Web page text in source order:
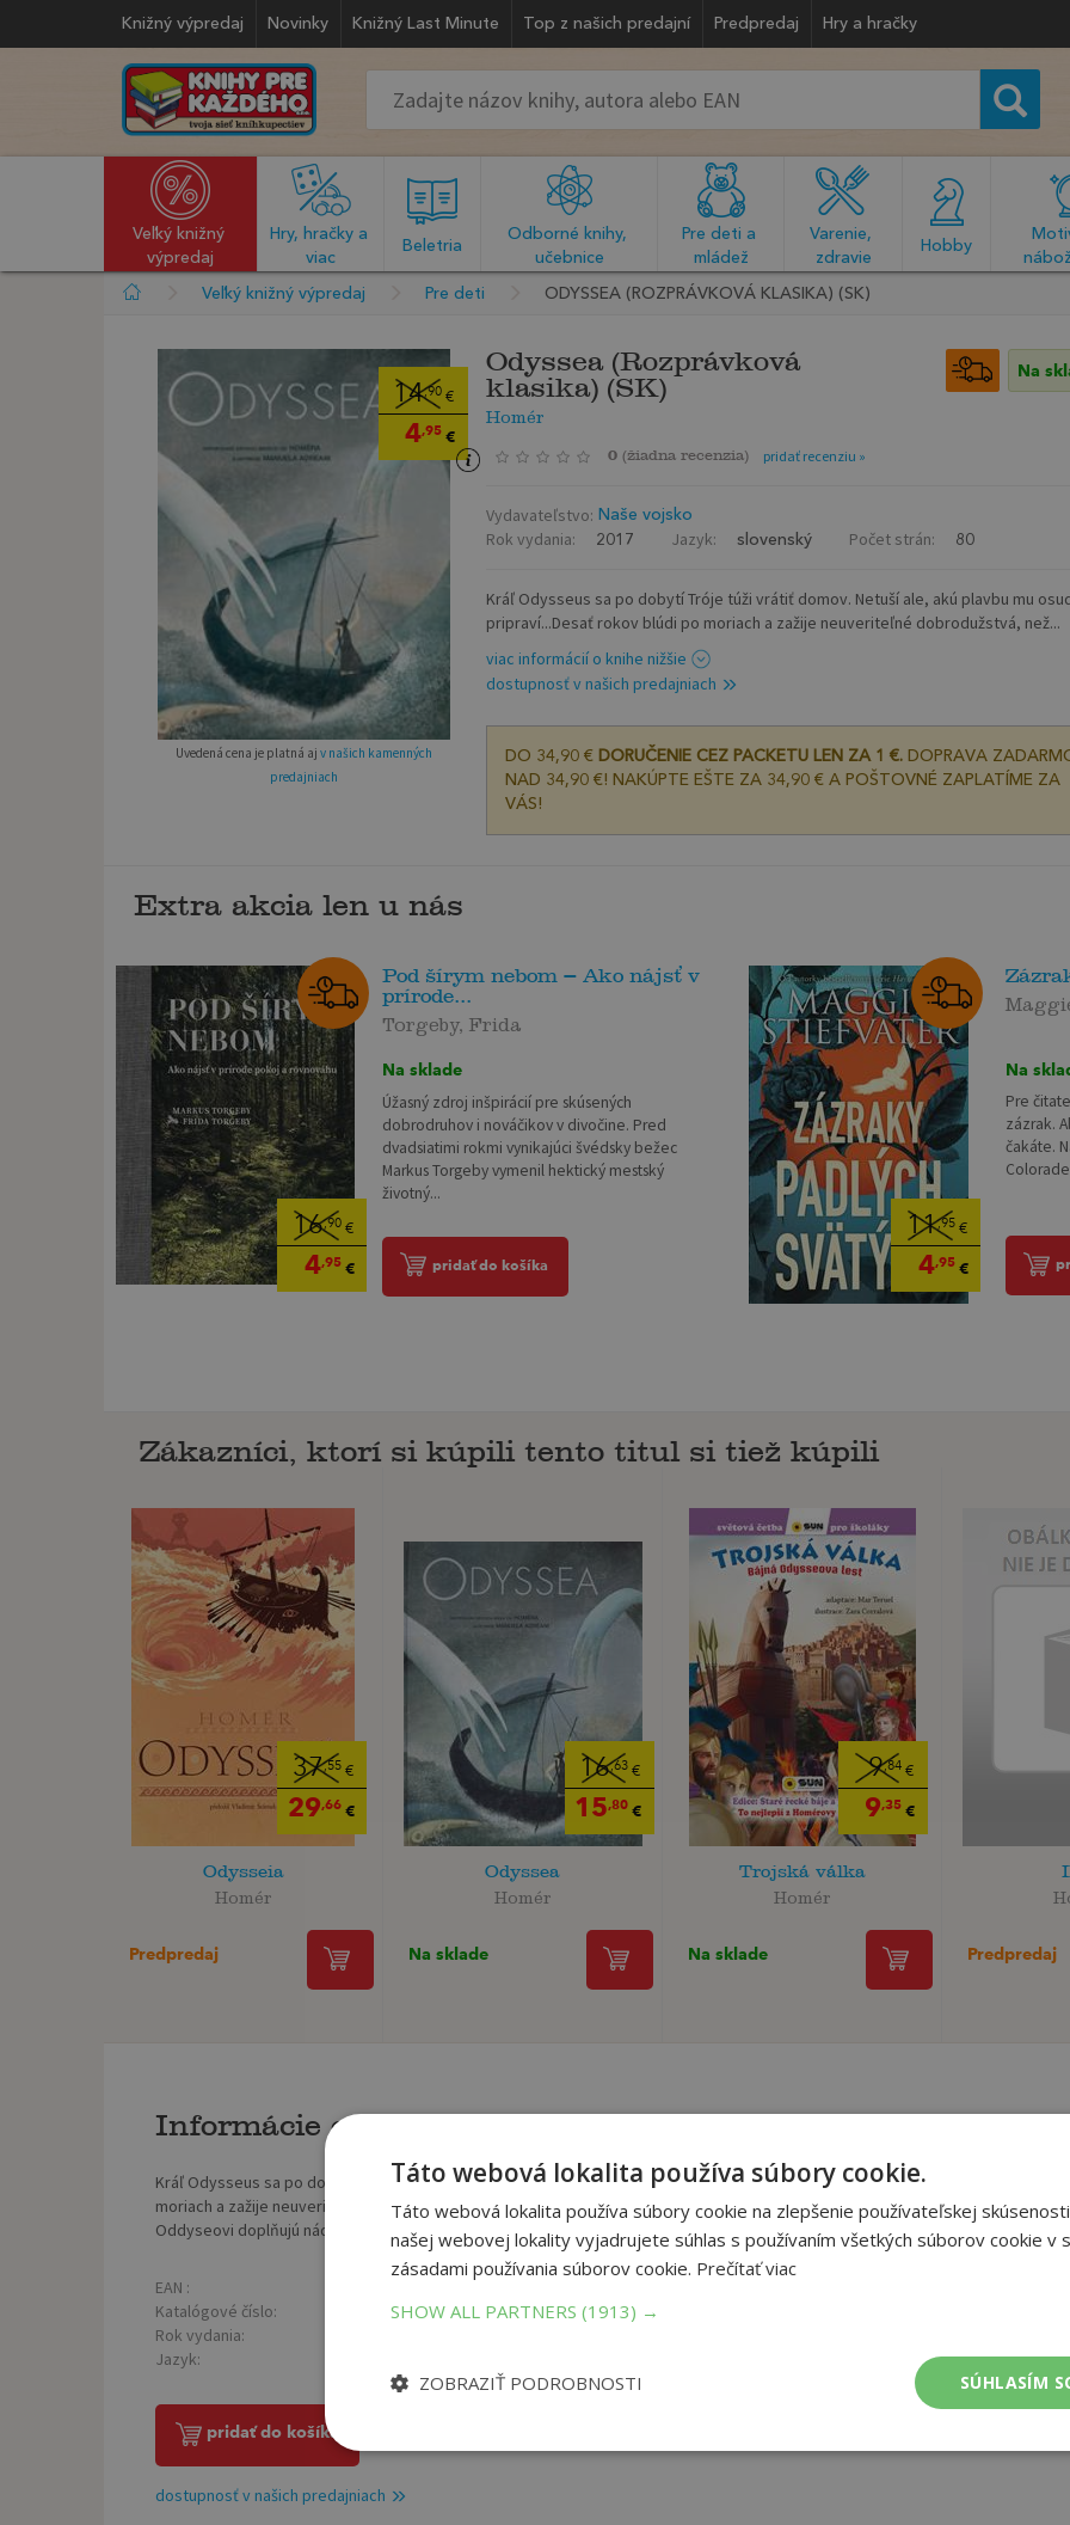
Knižný výpredaj Novinky Knižný Last Minute Top z našich predajní Predpredaj Hry a hračky
Veľký knižný
výpredaj
Hry, hračky a
viac
Beletria
Odborné knihy,
učebnice
Pre deti a
mládež
Varenie,
zdravie
Hobby
Veľký knižný výpredaj Pre deti ODYSSEA (ROZPRÁVKOVÁ KLASIKA) (SK)
14,90 €
4,95 €
Uvedená cena je platná aj v našich kamenných
predajniach
Odyssea (Rozprávková
klasika) (SK)
Homér
Na
0 (žiadna recenzia) pridať recenziu »
Vydavateľstvo: Naše vojsko
Rok vydania: 2017 Jazyk: slovenský Počet strán: 80
Kráľ Odysseus sa po dobytí Tróje túži vrátiť domov. Netuší ale, akú plavbu mu
pripraví...Desať rokov blúdi po moriach a zažije neuveriteľné dobrodužstvá, než...
viac informácií o knihe nižšie
dostupnosť v našich predajniach
DO 34,90 € DORUČENIE CEZ PACKETU LEN ZA 1 €.DOPRAVA
NAD 34,90 €! NAKÚPTE EŠTE ZA 34,90 € A POŠTOVNÉ ZAPLATÍME ZA
VÁS!
Extra akcia len u nás
16,90€
4,95€
Pod šírym nebom – Ako nájsť v
prírode...
Torgeby, Frida
Na sklade
Úžasný zdroj inšpirácií pre skúsených
dobrodruhov i nováčikov v divočine. Pred
dvadsiatimi rokmi vynikajúci švédsky bežec
Markus Torgeby vymenil hektický mestský
životný...
pridať do košíka
11,95€
4,95€
Na
Pre
zázrak.
čakáte.
Zákazníci, ktorí si kúpili tento titul si tiež kúpili
37,55€
29,66€
Odysseia
Homér
Predpredaj
16,63 €
15,80 €
Odyssea
Homér
Na sklade
9,84 €
9,35 €
Trojská válka
Homér
Na sklade Predpredaj
Informácie o knihe
Kráľ Odysseus sa po dobytí Tróje túži vrátiť domov. Netuší ale, akú plavbu mu osud pripraví...Desať rokov blúdi po
moriach a zažije neuveriteľné dobrodužstvá, než sa konečne vráti na rodný ostrov Ithaka. Slávny príbeh o kráľovi
Oddyseovi doplňujú nádherné ilustrácie Manuely Andreani a približujú ho tak mladým čitateľom.
EAN :
Katalógové číslo: 1227296
Rok vydania:
Jazyk:
Väzba:
pridať do košíka
dostupnosť v našich predajniach
Táto webová lokalita používa súbory cookie.
Táto webová lokalita používa súbory cookie na zlepšenie používateľskej
našej webovej lokality vyjadrujete súhlas s používaním všetkých súborov cookie v
zásadami používania súborov cookie. Prečítať viac
SHOW ALL PARTNERS (1913) →
SÚHLASÍM
ZOBRAZIŤ PODROBNOSTI